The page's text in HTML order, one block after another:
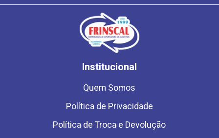
Institucional
Quem Somos
Política de Privacidade
Política de Troca e Devolução